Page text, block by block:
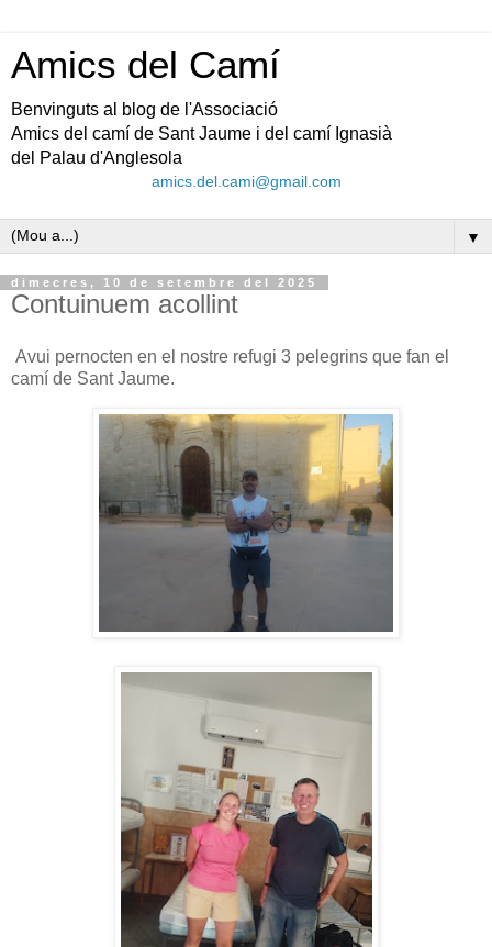
Amics del Camí
Benvinguts al blog de l'Associació
Amics del camí de Sant Jaume i del camí Ignasià
del Palau d'Anglesola
amics.del.cami@gmail.com
▼
dimecres, 10 de setembre del 2025
Contuinuem acollint
Avui pernocten en el nostre refugi 3 pelegrins que fan el
camí de Sant Jaume.